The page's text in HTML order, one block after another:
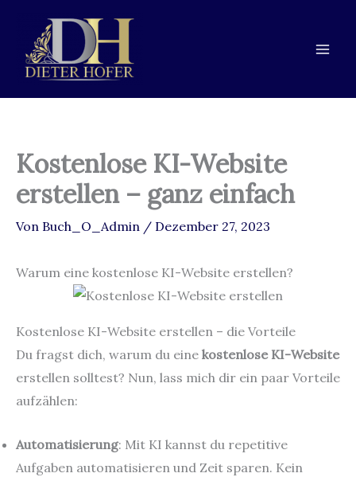
springen
Navigation
springen
springen
Kostenlose KI-Website
erstellen – ganz einfach
Von Buch_O_Admin / Dezember 27, 2023
Warum eine kostenlose KI-Website erstellen?
Kostenlose KI-Website erstellen – die Vorteile
Du fragst dich, warum du eine kostenlose KI-Website
erstellen solltest? Nun, lass mich dir ein paar Vorteile
aufzählen:
Automatisierung: Mit KI kannst du repetitive
Aufgaben automatisieren und Zeit sparen. Kein